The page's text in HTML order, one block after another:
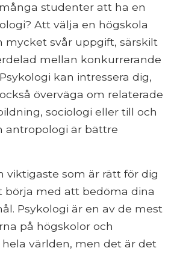
studenter att ha en
Att välja en högskola
mycket svår uppgift, särskilt
mellan konkurrerande
kan intressera dig,
överväga om relaterade
sociologi eller till och
antropologi är bättre
viktigaste som är rätt för dig
börja med att bedöma dina
Psykologi är en av de mest
på högskolor och
världen, men det är det